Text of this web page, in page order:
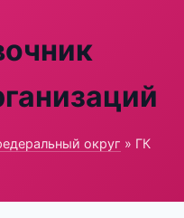
округ » ГК